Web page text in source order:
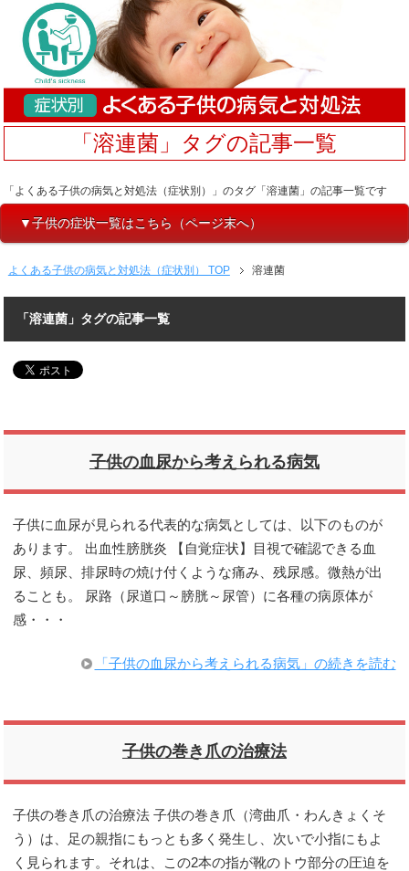
「溶連菌」タグの記事一覧
「よくある子供の病気と対処法（症状別）」のタグ「溶連菌」の記事一覧です
▼子供の症状一覧はこちら（ページ末へ）
よくある子供の病気と対処法（症状別） TOP 溶連菌
「溶連菌」タグの記事一覧
子供の血尿から考えられる病気
子供に血尿が見られる代表的な病気としては、以下のものが
あります。 出血性膀胱炎 【自覚症状】目視で確認できる血
尿、頻尿、排尿時の焼け付くような痛み、残尿感。微熱が出
ることも。 尿路（尿道口～膀胱～尿管）に各種の病原体が
感・・・
「子供の血尿から考えられる病気」の続きを読む
子供の巻き爪の治療法
子供の巻き爪の治療法 子供の巻き爪（湾曲爪・わんきょくそ
う）は、足の親指にもっとも多く発生し、次いで小指にもよ
く見られます。それは、この2本の指が靴のトウ部分の圧迫を